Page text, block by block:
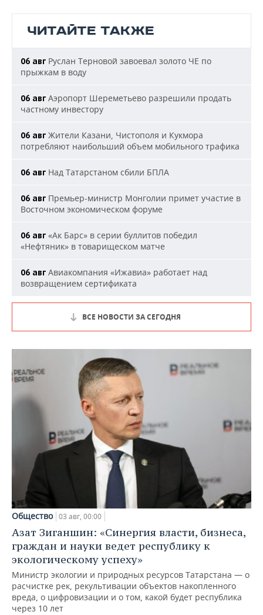
ЧИТАЙТЕ ТАКЖЕ
06 авг Руслан Терновой завоевал золото ЧЕ по
прыжкам в воду
06 авг Аэропорт Шереметьево разрешили продать
частному инвестору
06 авг Жители Казани, Чистополя и Кукмора
потребляют наибольший объем мобильного трафика
06 авг Над Татарстаном сбили БПЛА
06 авг Премьер-министр Монголии примет участие в
Восточном экономическом форуме
06 авг «Ак Барс» в серии буллитов победил
«Нефтяник» в товарищеском матче
06 авг Авиакомпания «Ижавиа» работает над
возвращением сертификата
ВСЕ НОВОСТИ ЗА СЕГОДНЯ
Общество 03 авг, 00:00
Азат Зиганшин: «Синергия власти, бизнеса,
граждан и науки ведет республику к
экологическому успеху»
Министр экологии и природных ресурсов Татарстана — о
расчистке рек, рекультивации объектов накопленного
вреда, о цифровизации и о том, какой будет республика
через 10 лет